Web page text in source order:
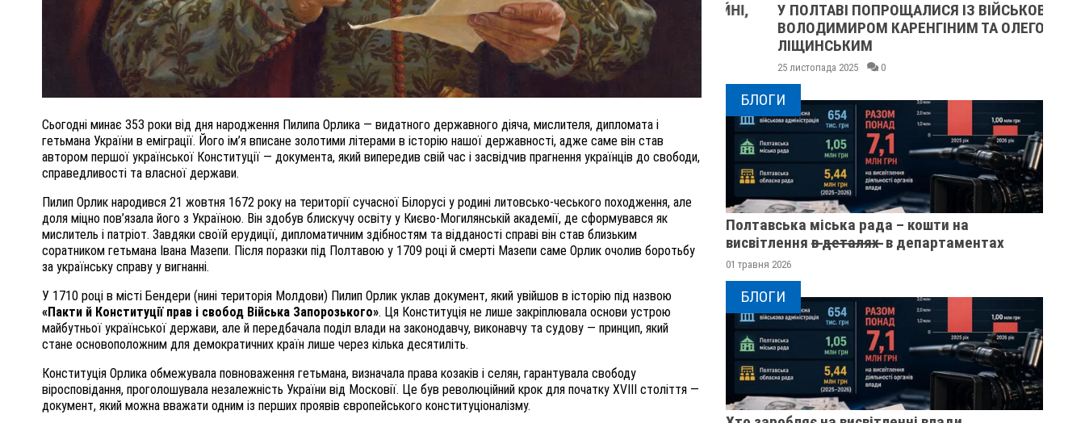
Сьогодні минає 353 роки від дня народження Пилипа Орлика — видатного державного діяча, мислителя, дипломата і
гетьмана України в еміграції. Його ім’я вписане золотими літерами в історію нашої державності, адже саме він став
автором першої української Конституції — документа, який випередив свій час і засвідчив прагнення українців до свободи,
справедливості та власної держави.
Пилип Орлик народився 21 жовтня 1672 року на території сучасної Білорусі у родині литовсько-чеського походження, але
доля міцно пов’язала його з Україною. Він здобув блискучу освіту у Києво-Могилянській академії, де сформувався як
мислитель і патріот. Завдяки своїй ерудиції, дипломатичним здібностям та відданості справі він став близьким
соратником гетьмана Івана Мазепи. Після поразки під Полтавою у 1709 році й смерті Мазепи саме Орлик очолив боротьбу
за українську справу у вигнанні.
У 1710 році в місті Бендери (нині територія Молдови) Пилип Орлик уклав документ, який увійшов в історію під назвою
«Пакти й Конституції прав і свобод Війська Запорозького». Ця Конституція не лише закріплювала основи устрою
майбутньої української держави, але й передбачала поділ влади на законодавчу, виконавчу та судову — принцип, який
стане основоположним для демократичних країн лише через кілька десятиліть.
Конституція Орлика обмежувала повноваження гетьмана, визначала права козаків і селян, гарантувала свободу
віросповідання, проголошувала незалежність України від Московії. Це був революційний крок для початку XVIII століття —
документ, який можна вважати одним із перших проявів європейського конституціоналізму.
ПОЛІЦІЯ ПОЛТАВЩИНИ РОЗШУКУЄ 62-РІЧНУ
ЛЮДМИЛУ ТИМЧЕНКО
26 листопада 2025 0
ВНАСЛІДОК ПОРАНЕНЬ, ОТРИМАНИХ НА ВІЙНІ,
ПОМЕР ВОЇН ЮРІЙ ВОЙТИК
25 листопада 2025 0
У ПОЛТАВІ ПОПРОЩАЛИСЯ ІЗ ВІЙСЬКОВИМИ
ВОЛОДИМИРОМ КАРЕНГІНИМ ТА ОЛЕГОМ
ЛІЩИНСЬКИМ
25 листопада 2025 0
БЛОГИ
Полтавська міська рада – кошти на
висвітлення в̶ ̶д̶е̶т̶а̶л̶я̶х̶ ̶ в департаментах
01 травня 2026
БЛОГИ